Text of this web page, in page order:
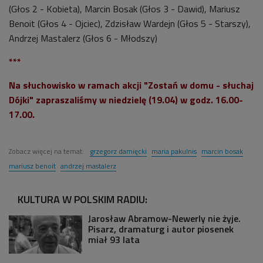
(Głos 2 - Kobieta), Marcin Bosak (Głos 3 - Dawid), Mariusz
Benoit (Głos 4 - Ojciec), Zdzisław Wardejn (Głos 5 - Starszy),
Andrzej Mastalerz (Głos 6 - Młodszy)
***
Na słuchowisko w ramach akcji "Zostań w domu - słuchaj
Dójki" zapraszaliśmy w niedzielę (19.04) w godz. 16.00-
17.00.
Zobacz więcej na temat: grzegorz damięcki maria pakulnis marcin bosak
mariusz benoit andrzej mastalerz
KULTURA W POLSKIM RADIU:
Jarosław Abramow-Newerly nie żyje.
Pisarz, dramaturg i autor piosenek
miał 93 lata